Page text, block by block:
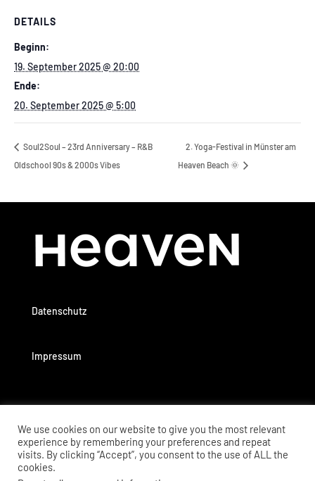
DETAILS
Beginn:
19. September 2025 @ 20:00
Ende:
20. September 2025 @ 5:00
Soul2Soul – 23rd Anniversary – R&B
Oldschool 90s & 2000s Vibes
2. Yoga-Festival in Münster am
Heaven Beach 🌞
Datenschutz
Impressum
We use cookies on our website to give you the most relevant
experience by remembering your preferences and repeat
visits. By clicking “Accept”, you consent to the use of ALL the
cookies.